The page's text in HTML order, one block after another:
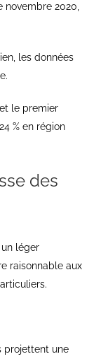
novembre 2020,
les données
le premier
% en région
des
léger
raisonnable aux
projettent une